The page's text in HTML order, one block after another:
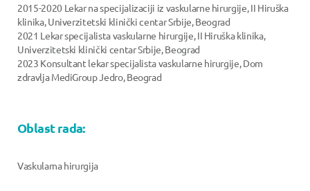
2015-2020 Lekar na specijalizaciji iz vaskularne hirurgije, II Hiruška
klinika, Univerzitetski klinički centar Srbije, Beograd
2021 Lekar specijalista vaskularne hirurgije, II Hiruška klinika,
Univerzitetski klinički centar Srbije, Beograd
2023 Konsultant lekar specijalista vaskularne hirurgije, Dom
zdravlja MediGroup Jedro, Beograd
Oblast rada:
Vaskularna hirurgija